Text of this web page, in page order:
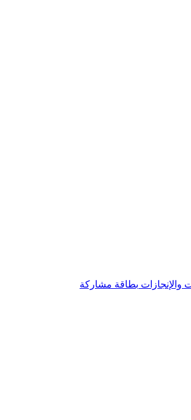
والإنجازات بطاقة مشاركة